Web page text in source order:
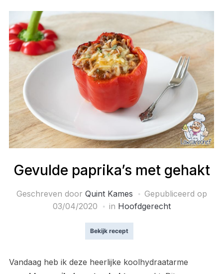
Gevulde paprika’s met gehakt
Geschreven door Quint Kames
Gepubliceerd op
03/04/2020
in Hoofdgerecht
Bekijk recept
Vandaag heb ik deze heerlijke koolhydraatarme